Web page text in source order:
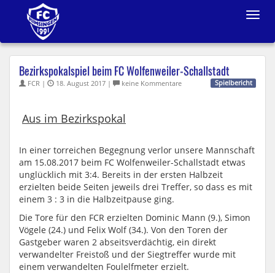
Toggle
Bezirkspokalspiel beim FC Wolfenweiler-Schallstadt
Spielbericht
FCR | 18. August 2017 | keine Kommentare
Aus im Bezirkspokal
In einer torreichen Begegnung verlor unsere Mannschaft
am 15.08.2017 beim FC Wolfenweiler-Schallstadt etwas
unglücklich mit 3:4. Bereits in der ersten Halbzeit
erzielten beide Seiten jeweils drei Treffer, so dass es mit
einem 3 : 3 in die Halbzeitpause ging.
Die Tore für den FCR erzielten Dominic Mann (9.), Simon
Vögele (24.) und Felix Wolf (34.). Von den Toren der
Gastgeber waren 2 abseitsverdächtig, ein direkt
verwandelter Freistoß und der Siegtreffer wurde mit
einem verwandelten Foulelfmeter erzielt.